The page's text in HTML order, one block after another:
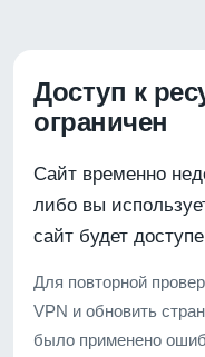
Доступ к
ограничен
Сайт временно
либо вы
сайт будет
Для повторной
VPN и обновить
было применено